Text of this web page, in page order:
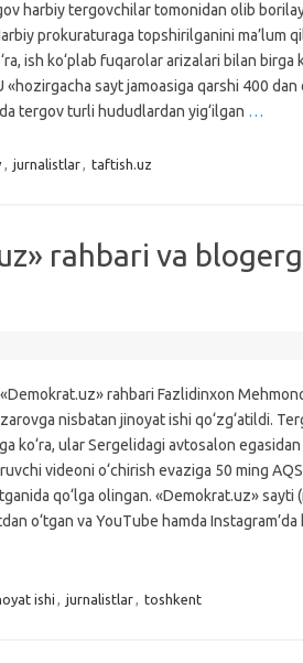
harbiy tergovchilar tomonidan olib
prokuraturaga topshirilganini ma’lum
ish ko‘plab fuqarolar arizalari bilan birga
«hozirgacha sayt jamoasiga qarshi 400 dan
tergov turli hududlardan yig‘ilgan …
, jurnalistlar, taftish.uz
rahbari va
rahbari Fazlidinxon
nisbatan jinoyat ishi qo‘zg‘atildi.
ko‘ra, ular Sergelidagi avtosalon egasidan
videoni o‘chirish evaziga 50 ming
qo‘lga olingan. «Demokrat.uz» sayti
o‘tgan va YouTube hamda Instagram’da
ishi , jurnalistlar, toshkent